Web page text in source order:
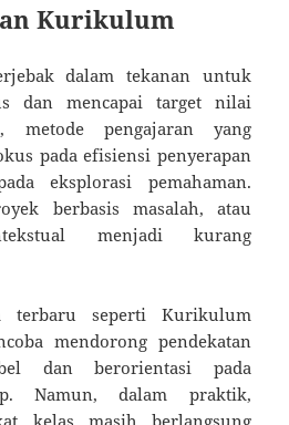
Kurikulum
dalam tekanan untuk
dan mencapai target nilai
metode pengajaran yang
pada efisiensi penyerapan
eksplorasi pemahaman.
berbasis masalah, atau
menjadi kurang
terbaru seperti Kurikulum
mendorong pendekatan
dan berorientasi pada
Namun, dalam praktik,
kelas masih berlangsung